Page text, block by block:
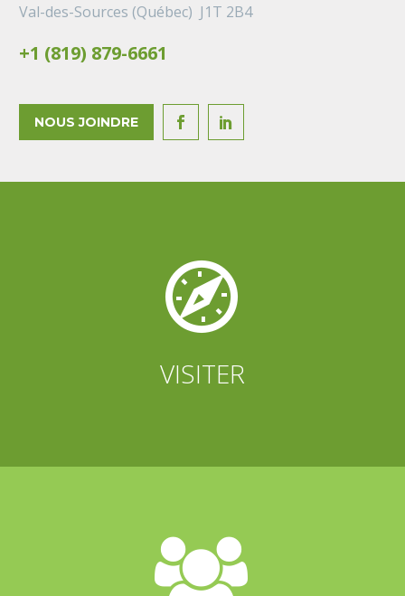
Val-des-Sources (Québec) J1T 2B4
+1 (819) 879-6661
NOUS JOINDRE  


VISITER